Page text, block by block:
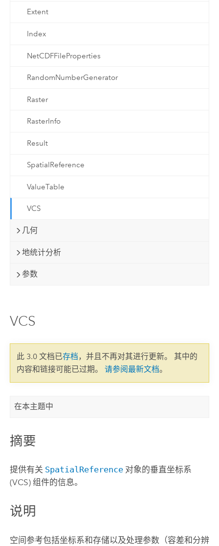
Extent
Index
NetCDFFileProperties
RandomNumberGenerator
Raster
RasterInfo
Result
SpatialReference
ValueTable
VCS
几何
地统计分析
参数
VCS
此 3.0 文档已存档，并且不再对其进行更新。 其中的
内容和链接可能已过期。 请参阅最新文档。
在本主题中
摘要
提供有关 SpatialReference对象的垂直坐标系
(VCS) 组件的信息。
说明
空间参考包括坐标系和存储以及处理参数（容差和分辨